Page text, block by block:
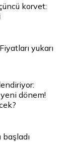
korvet:
yukarı
dönem!
başladı